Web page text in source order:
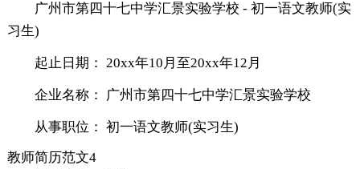
广州市第四十七中学汇景实验学校 - 初一语文教师(实
习生)
起止日期： 20xx年10月至20xx年12月
企业名称： 广州市第四十七中学汇景实验学校
从事职位： 初一语文教师(实习生)
教师简历范文4